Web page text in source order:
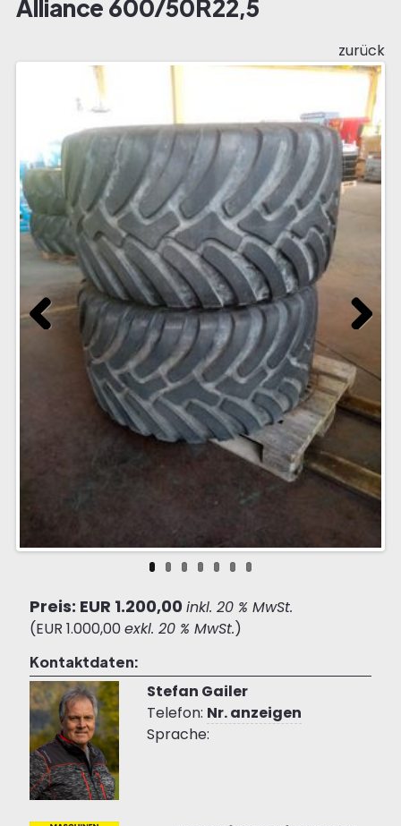
Alliance 600/50R22,5
zurück
Previous Next
Preis: EUR 1.200,00 inkl. 20 % MwSt.
(EUR 1.000,00 exkl. 20 % MwSt.)
Kontaktdaten:
Stefan Gailer
Telefon: Nr. anzeigen
Sprache: